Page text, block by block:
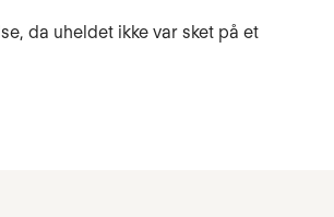
da uheldet ikke var sket på et